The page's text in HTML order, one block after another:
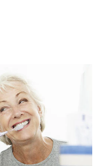
PROFESIONALES
SUSCRÍBETE